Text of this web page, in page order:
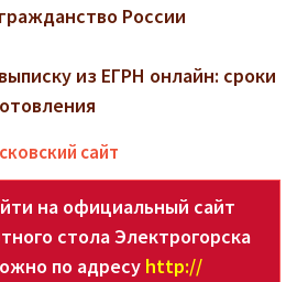
России
из ЕГРН онлайн: сроки
сайт
на официальный сайт
стола Электрогорска
по адресу http://